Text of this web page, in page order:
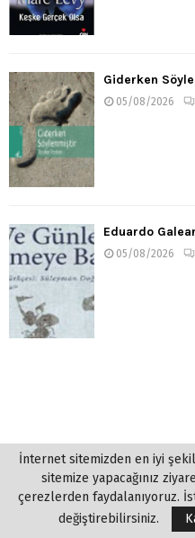
Giderken
05/08/2026
Eduardo
05/08/2026
İnternet sitemizden en iyi
sitemize yapacağınız
çerezlerden faydalanıyoruz.
değiştirebilirsiniz.